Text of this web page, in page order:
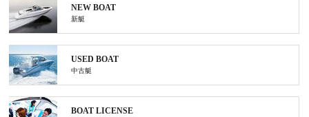
NEW BOAT
新艇
USED BOAT
中古艇
BOAT LICENSE